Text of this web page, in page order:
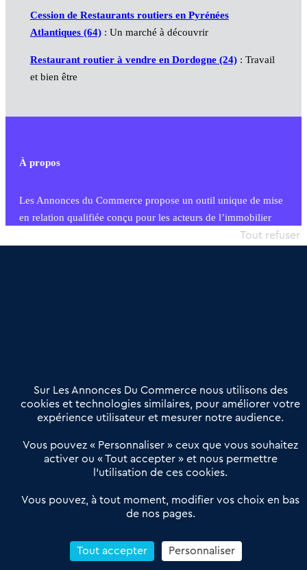
Cession de Restaurants routiers en Pyrénées
Atlantiques (64): Un marché à découvrir
Restaurant routier à vendre en Dordogne (24): Travail
et bien être
À propos
Les Annonces du Commerce propose un outil unique de mise
en relation qualifiée conçu pour les acteurs de l’immobilier
commercial et les collectivités territoriales, simple et intégrant
Offres Pro
Actualités
Qui sommes nous ?
Derniers articles
Réseau 3C : un partenaire national dédié aux transactions
Petitscommerces : Un partenariat au service du commerce de
proximité et des territoires
Reprendre un Restaurant Rapide
Sur Les Annonces Du Commerce nous utilisons des
cookies et technologies similaires, pour améliorer votre
expérience utilisateur et mesurer notre audience.
Vous pouvez « Personnaliser » ceux que vous souhaitez
activer ou « Tout accepter » et nous permettre
l’utilisation de ces cookies.
Vous pouvez, à tout moment, modifier vos choix en bas
de nos pages.
Tout accepter
Tout refuser
Personnaliser